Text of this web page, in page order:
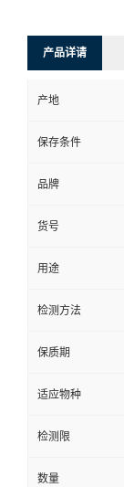
产品详请
产地
保存条件
品牌
货号
用途
检测方法
保质期
适应物种
检测限
数量